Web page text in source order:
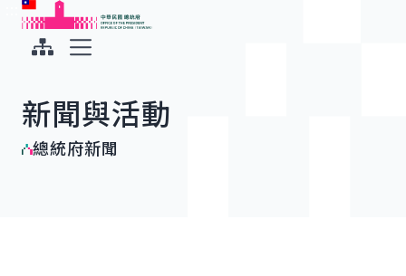
跳到主要內容
中華民國總統府
新聞與活動
總統府新聞